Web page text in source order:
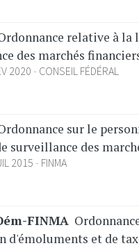
relative à la
des marchés
2020
CONSEIL FÉDÉRAL
sur le
surveillance des
2015
FINMA
FINMA
d'émoluments et de